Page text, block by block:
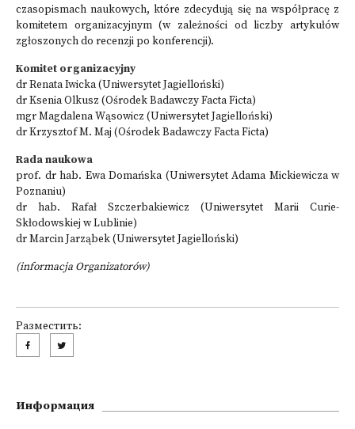
czasopismach naukowych, które zdecydują się na współpracę z
komitetem organizacyjnym (w zależności od liczby artykułów
zgłoszonych do recenzji po konferencji).
Komitet organizacyjny
dr Renata Iwicka (Uniwersytet Jagielloński)
dr Ksenia Olkusz (Ośrodek Badawczy Facta Ficta)
mgr Magdalena Wąsowicz (Uniwersytet Jagielloński)
dr Krzysztof M. Maj (Ośrodek Badawczy Facta Ficta)
Rada naukowa
prof. dr hab. Ewa Domańska (Uniwersytet Adama Mickiewicza w
Poznaniu)
dr hab. Rafał Szczerbakiewicz (Uniwersytet Marii Curie-
Skłodowskiej w Lublinie)
dr Marcin Jarząbek (Uniwersytet Jagielloński)
(informacja Organizatorów)
Разместить:
Информация